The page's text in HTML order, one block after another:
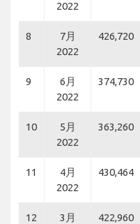
2022
8
7月
2022
426,720
9
6月
2022
374,730
10
5月
2022
363,260
11
4月
2022
430,464
12
3月
422,960